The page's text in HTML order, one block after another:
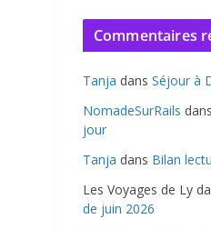
Commentaires
Tanja dans Séjour à
NomadeSurRails dans
jour
Tanja dans Bilan
Les Voyages de Ly
de juin 2026